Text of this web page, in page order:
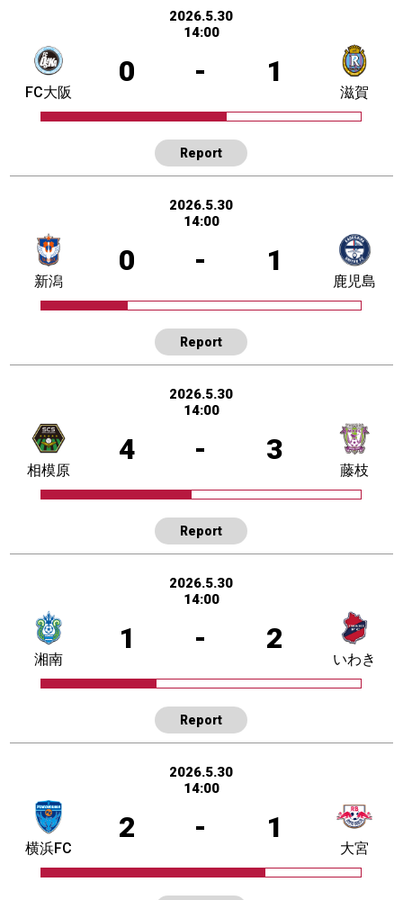
2026.5.30
14:00
0 - 1
FC大阪 滋賀
Report
2026.5.30
14:00
0 - 1
新潟 鹿児島
Report
2026.5.30
14:00
4 - 3
相模原 藤枝
Report
2026.5.30
14:00
1 - 2
湘南 いわき
Report
2026.5.30
14:00
2 - 1
横浜FC 大宮